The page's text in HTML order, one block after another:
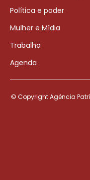
Política e poder
Mulher e Mídia
Trabalho
Agenda
© Copyright Agência